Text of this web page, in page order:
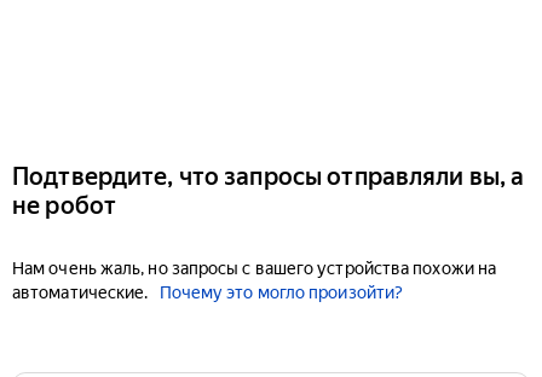
Подтвердите, что запросы отправляли вы, а
не робот
Нам очень жаль, но запросы с вашего устройства похожи на
автоматические.
Почему это могло произойти?